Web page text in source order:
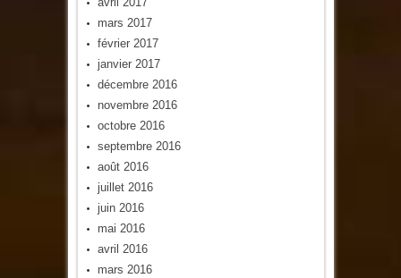
mars 2017
février 2017
janvier 2017
décembre 2016
novembre 2016
octobre 2016
septembre 2016
août 2016
juillet 2016
juin 2016
mai 2016
avril 2016
mars 2016